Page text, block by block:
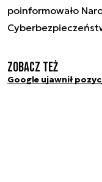
poinformowało
Zobacz też
Google ujawnił